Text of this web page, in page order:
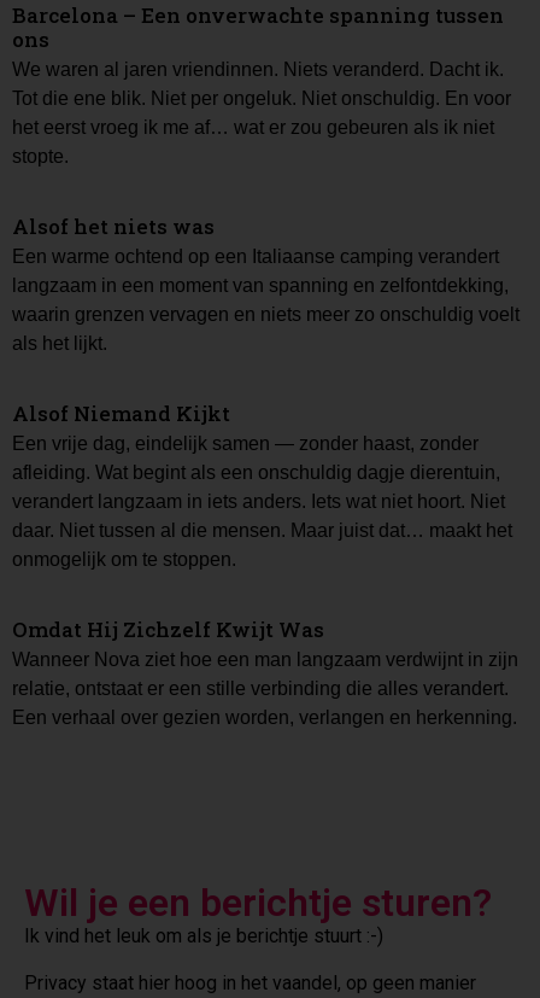
Barcelona – Een onverwachte spanning tussen
ons
We waren al jaren vriendinnen. Niets veranderd. Dacht ik.
Tot die ene blik. Niet per ongeluk. Niet onschuldig. En voor
het eerst vroeg ik me af… wat er zou gebeuren als ik niet
stopte.
Alsof het niets was
Een warme ochtend op een Italiaanse camping verandert
langzaam in een moment van spanning en zelfontdekking,
waarin grenzen vervagen en niets meer zo onschuldig voelt
als het lijkt.
Alsof Niemand Kijkt
Een vrije dag, eindelijk samen — zonder haast, zonder
afleiding. Wat begint als een onschuldig dagje dierentuin,
verandert langzaam in iets anders. Iets wat niet hoort. Niet
daar. Niet tussen al die mensen. Maar juist dat… maakt het
onmogelijk om te stoppen.
Omdat Hij Zichzelf Kwijt Was
Wanneer Nova ziet hoe een man langzaam verdwijnt in zijn
relatie, ontstaat er een stille verbinding die alles verandert.
Een verhaal over gezien worden, verlangen en herkenning.
Wil je een berichtje sturen?
Ik vind het leuk om als je berichtje stuurt :-)
Privacy staat hier hoog in het vaandel, op geen manier